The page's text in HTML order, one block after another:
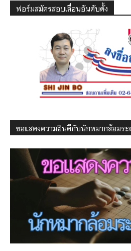
ฟอร์มสมัครสอบเลื่อนอันดับดั้ง
ขอแสดงความยินดีกับนักหมากล้อมระ